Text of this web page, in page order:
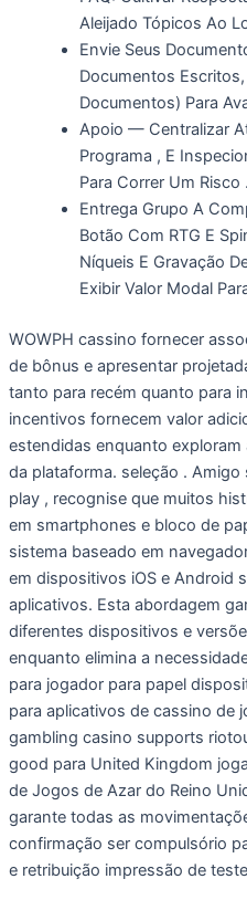
Aleijado Tópicos Ao
Envie Seus
Documentos
Documentos) Para
Apoio — Centralizar
Programa , E
Para Correr Um Risco .
Entrega Grupo A
Botão Com RTG E
Níqueis E Gravação
Exibir Valor Modal
WOWPH cassino fornecer
de bônus e apresentar
tanto para recém quanto para
incentivos fornecem valor
estendidas enquanto
da plataforma. seleção .
play , recognise que muitos
em smartphones e bloco de
sistema baseado em
em dispositivos iOS e Android
aplicativos. Esta abordagem
diferentes dispositivos e
enquanto elimina a
para jogador para papel
para aplicativos de cassino de
gambling casino supports
good para United Kingdom
de Jogos de Azar do Reino
garante todas as
confirmação ser compulsório
e retribuição impressão de